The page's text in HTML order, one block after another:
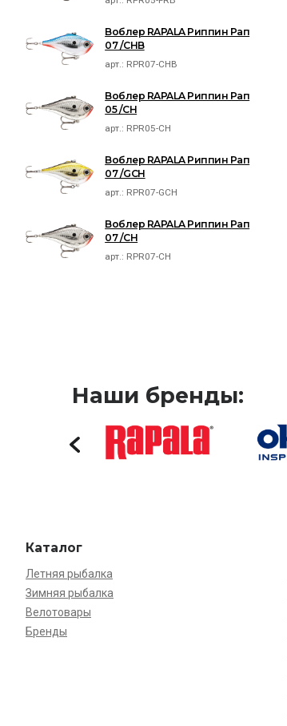
Воблер RAPALA Риппин Рап
07 /CHB
арт.: RPR07-CHB
Воблер RAPALA Риппин Рап
05 /CH
арт.: RPR05-CH
Воблер RAPALA Риппин Рап
07 /GCH
арт.: RPR07-GCH
Воблер RAPALA Риппин Рап
07 /CH
арт.: RPR07-CH
Наши бренды:
Каталог
Летняя рыбалка
Зимняя рыбалка
Велотовары
Бренды